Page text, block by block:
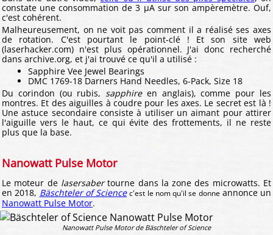
constate une consommation de 3 μA sur son ampèremètre. Ouf,
c'est cohérent.
Malheureusement, on ne voit pas comment il a réalisé ses axes
de rotation. C'est pourtant le point-clé ! Et son site web
(laserhacker.com) n'est plus opérationnel. J'ai donc recherché
dans archive.org, et j'ai trouvé ce qu'il a utilisé :
Sapphire Vee Jewel Bearings
DMC 1769-18 Darners Hand Needles, 6-Pack, Size 18
Du corindon (ou rubis,sapphireen anglais), comme pour les
montres. Et des aiguilles à coudre pour les axes. Le secret est là !
Une astuce secondaire consiste à utiliser un aimant pour attirer
l'aiguille vers le haut, ce qui évite des frottements, il ne reste
plus que la base.
Nanowatt Pulse Motor
Le moteur de lasersabertourne dans la zone des microwatts. Et
en 2018, Bäschteler of Science c'est le nom qu'il se donneannonce un
Nanowatt Pulse Motor.
Nanowatt Pulse Motor de Bäschteler of Science